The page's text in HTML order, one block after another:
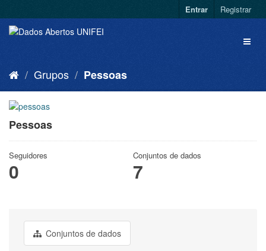
Entrar Registrar
Grupos Pessoas
Pessoas
Seguidores
0
Conjuntos de dados
7
Conjuntos de dados